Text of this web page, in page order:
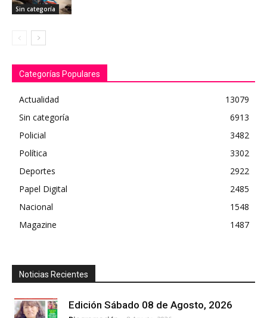
Sin categoría
Categorías Populares
Actualidad
13079
Sin categoría
6913
Policial
3482
Política
3302
Deportes
2922
Papel Digital
2485
Nacional
1548
Magazine
1487
Noticias Recientes
Edición Sábado 08 de Agosto, 2026